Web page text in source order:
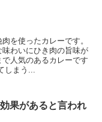
を使ったカレーです。
わいにひき肉の旨味が
人気のあるカレーです
まう...
果があると言われ